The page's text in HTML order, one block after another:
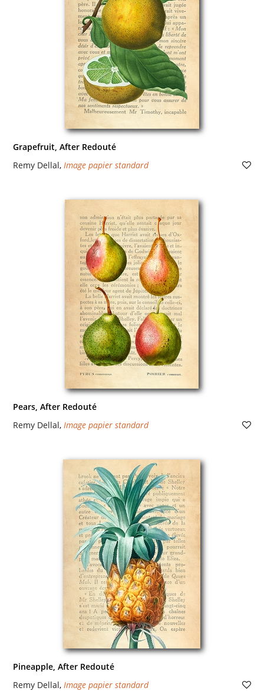
Grapefruit, After Redouté
Remy Dellal, Image papier standard
Pears, After Redouté
Remy Dellal, Image papier standard
Pineapple, After Redouté
Remy Dellal, Image papier standard